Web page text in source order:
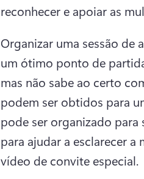
reconhecer e apoiar as
Organizar uma sessão
um ótimo ponto de
mas não sabe ao certo
podem ser obtidos para
pode ser organizado para
para ajudar a esclarecer a
vídeo de convite especial.